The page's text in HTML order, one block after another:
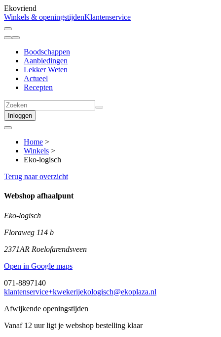
Ekovriend
Winkels & openingstijdenKlantenservice
Boodschappen
Aanbiedingen
Lekker Weten
Actueel
Recepten
Inloggen
Home >
Winkels >
Eko-logisch
Terug naar overzicht
Webshop afhaalpunt
Eko-logisch
Floraweg 114 b
2371AR Roelofarendsveen
Open in Google maps
071-8897140
klantenservice+kwekerijekologisch@ekoplaza.nl
Afwijkende openingstijden
Vanaf 12 uur ligt je webshop bestelling klaar